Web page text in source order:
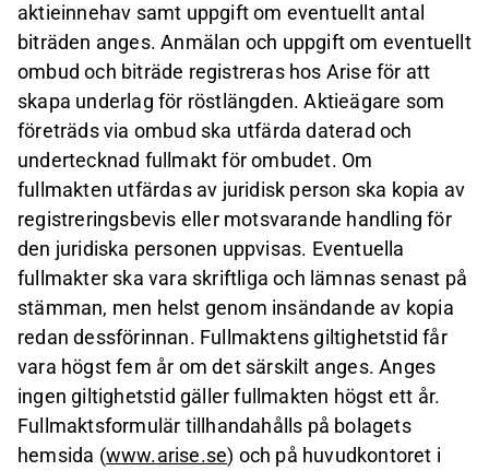
aktieinnehav samt uppgift om eventuellt antal
biträden anges. Anmälan och uppgift om eventuellt
ombud och biträde registreras hos Arise för att
skapa underlag för röstlängden. Aktieägare som
företräds via ombud ska utfärda daterad och
undertecknad fullmakt för ombudet. Om
fullmakten utfärdas av juridisk person ska kopia av
registreringsbevis eller motsvarande handling för
den juridiska personen uppvisas. Eventuella
fullmakter ska vara skriftliga och lämnas senast på
stämman, men helst genom insändande av kopia
redan dessförinnan. Fullmaktens giltighetstid får
vara högst fem år om det särskilt anges. Anges
ingen giltighetstid gäller fullmakten högst ett år.
Fullmaktsformulär tillhandahålls på bolagets
hemsida (www.arise.se) och på huvudkontoret i